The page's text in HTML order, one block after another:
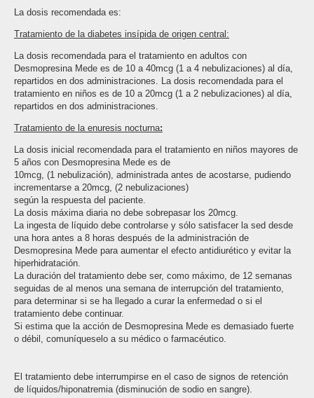
La dosis recomendada es:
Tratamiento de la diabetes insípida de origen central:
La dosis recomendada para el tratamiento en adultos con
Desmopresina Mede es de 10 a 40mcg (1 a 4 nebulizaciones) al día,
repartidos en dos administraciones. La dosis recomendada para el
tratamiento en niños es de 10 a 20mcg (1 a 2 nebulizaciones) al día,
repartidos en dos administraciones.
Tratamiento de la enuresis nocturna:
La dosis inicial recomendada para el tratamiento en niños mayores de
5 años con Desmopresina Mede es de
10mcg, (1 nebulización), administrada antes de acostarse, pudiendo
incrementarse a 20mcg, (2 nebulizaciones)
según la respuesta del paciente.
La dosis máxima diaria no debe sobrepasar los 20mcg.
La ingesta de líquido debe controlarse y sólo satisfacer la sed desde
una hora antes a 8 horas después de la administración de
Desmopresina Mede para aumentar el efecto antidiurético y evitar la
hiperhidratación.
La duración del tratamiento debe ser, como máximo, de 12 semanas
seguidas de al menos una semana de interrupción del tratamiento,
para determinar si se ha llegado a curar la enfermedad o si el
tratamiento debe continuar.
Si estima que la acción de Desmopresina Mede es demasiado fuerte
o débil, comuníqueselo a su médico o farmacéutico.
El tratamiento debe interrumpirse en el caso de signos de retención
de líquidos/hiponatremia (disminución de sodio en sangre).